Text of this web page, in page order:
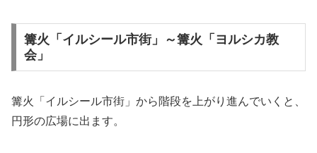
篝火「イルシール市街」～篝火「ヨルシカ教
会」
篝火「イルシール市街」から階段を上がり進んでいくと、
円形の広場に出ます。